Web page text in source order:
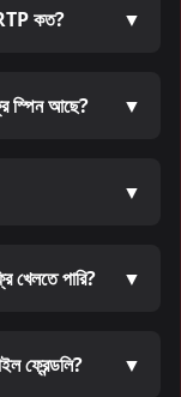
কত? ▼
আছে? ▼
▼
পারি? ▼
▼